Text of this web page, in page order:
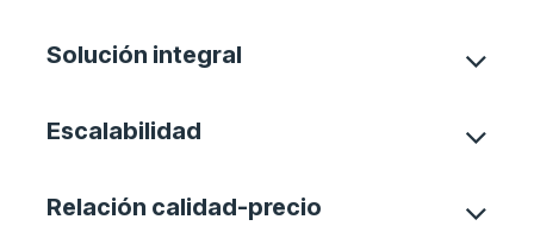
Solución integral
Escalabilidad
Relación calidad-precio